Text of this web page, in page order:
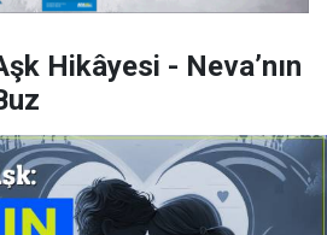
Hikâyesi - Neva’nın